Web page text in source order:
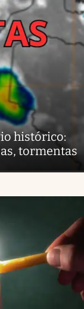
histórico:
tormentas